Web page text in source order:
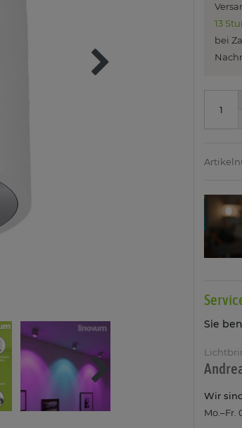
13
bei
Sie
Wir
Mo.–Fr.